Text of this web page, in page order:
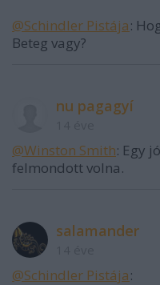
@Schindlеr Pistája:
Beteg vagy?
nu pagagyí
@Winston Smith: Egy
felmondott volna.
salamander
@Schindlеr Pistája: